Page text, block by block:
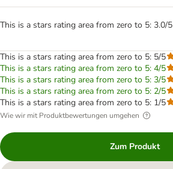
This is a stars rating area from zero to 5: 3.0/5
This is a stars rating area from zero to 5: 5/5
This is a stars rating area from zero to 5: 4/5
This is a stars rating area from zero to 5: 3/5
This is a stars rating area from zero to 5: 2/5
This is a stars rating area from zero to 5: 1/5
Wie wir mit Produktbewertungen umgehen
Zum Produkt